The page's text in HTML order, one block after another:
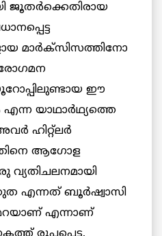
ജൂതർക്കെതിരായ
മാര്‍ക്‌സിസത്തിനോ
ഈ
യാഥാര്‍ഥ്യത്തെ
ഹിറ്റ്ലര്‍
ആഗോള
വ്യതിചലനമായി
എന്നത് ബൂർഷ്വാസി
എന്നാണ്